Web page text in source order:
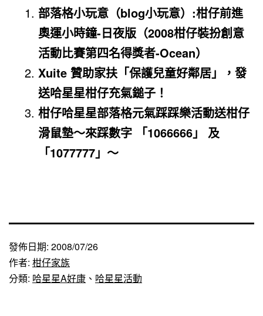
部落格小玩意（blog小玩意）:柑仔前進
奧運小時鐘-日夜版（2008柑仔裝扮創意
活動比賽第四名得獎者-Ocean）
Xuite 贊助家扶「保護兒童好鄰居」，發
送哈星星柑仔充氣鎚子！
柑仔哈星星部落格元氣踩踩樂活動送柑仔
滑鼠墊～來踩數字 「1066666」 及
「1077777」～
發佈日期: 2008/07/26
作者: 柑仔家族
分類: 哈星星A好康 、 哈星星活動